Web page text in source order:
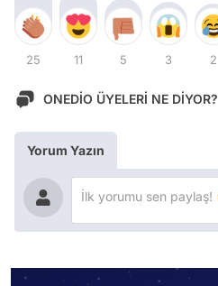
25 11 5 3 2
ONEDİO ÜYELERİ NE DİYOR?
Yorum Yazın